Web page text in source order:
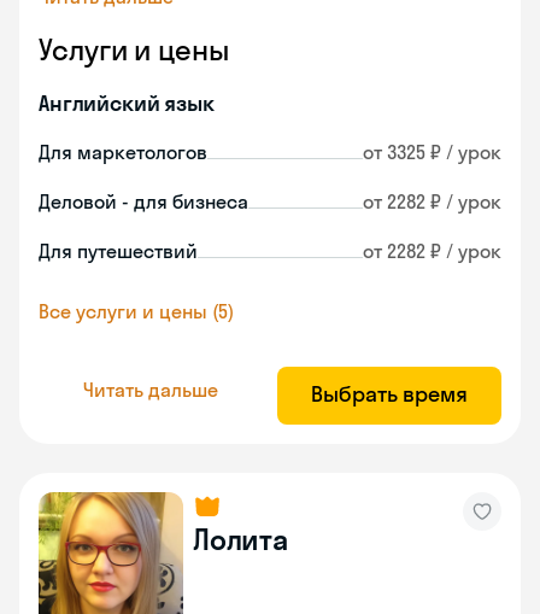
Услуги и цены
Английский язык
Для маркетологов от 3325 ₽ / урок
Деловой - для бизнеса от 2282 ₽ / урок
Для путешествий от 2282 ₽ / урок
Все услуги и цены (5)
Читать дальше Выбрать время
Лолита